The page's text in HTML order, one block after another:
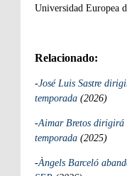
Universidad Europea
Relacionado:
-José Luis Sastre
temporada (2026)
-Aimar Bretos dirigirá
temporada (2025)
-Àngels Barceló